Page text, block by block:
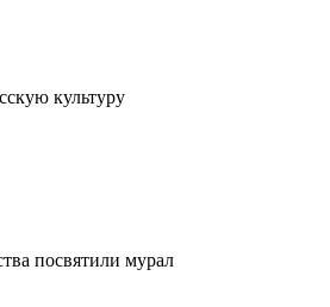
культуру
посвятили мурал